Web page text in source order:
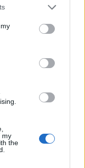
or more Google
You may click to
third-party tags to
in below Google
my
the
στο